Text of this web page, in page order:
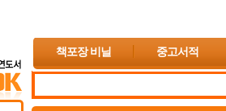
책포장 비닐 중고서적